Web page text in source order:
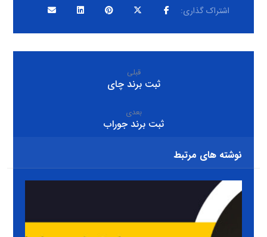
قبلی
ثبت برند چای
بعدی
ثبت برند جوراب
نوشته های مرتبط